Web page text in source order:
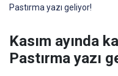
Pastırma yazı geliyor!
Kasım ayında
Pastırma yazı